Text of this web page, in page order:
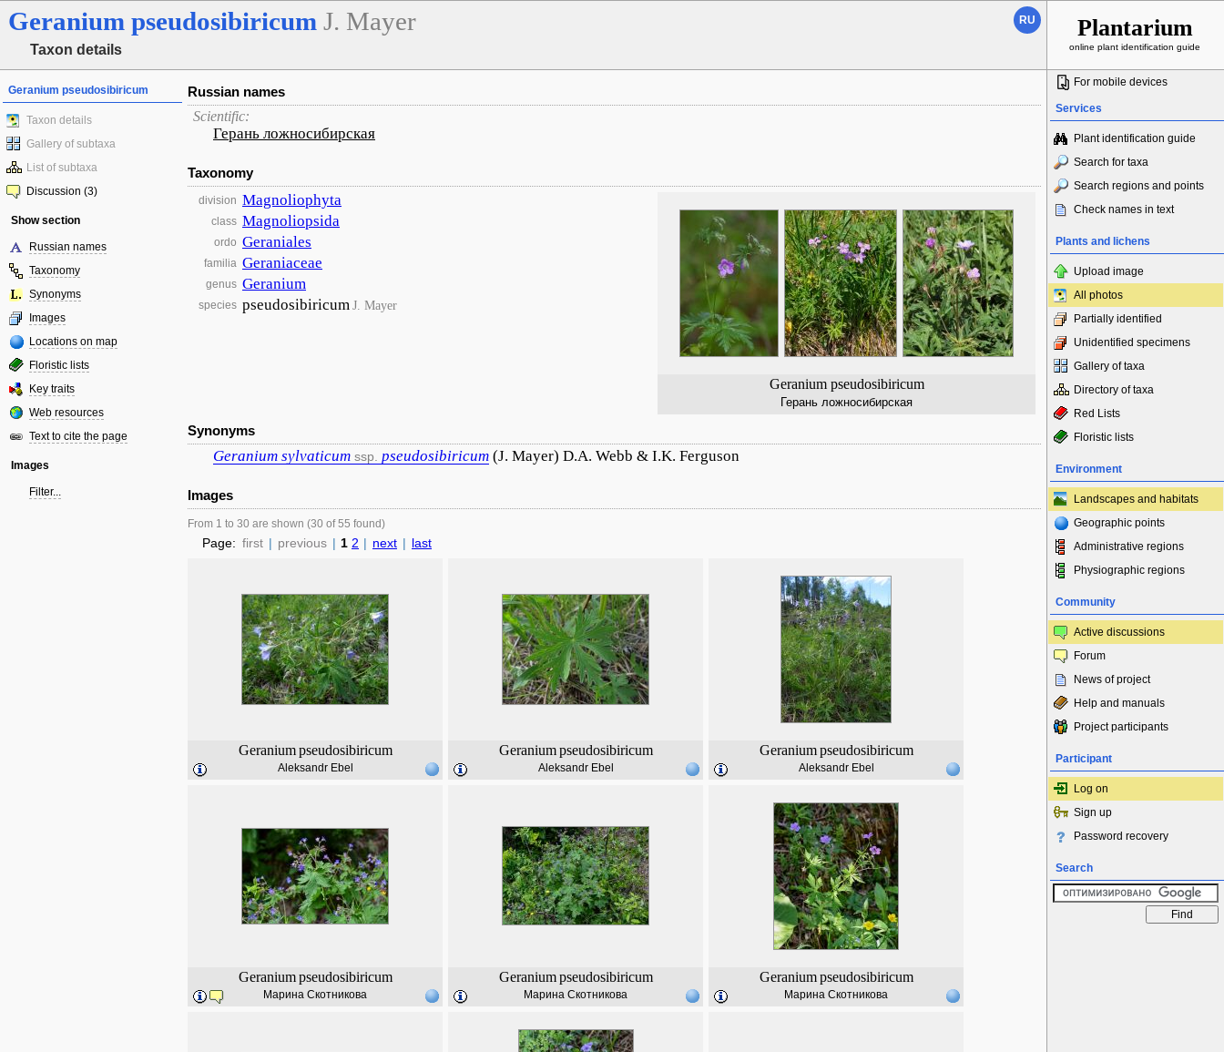
Geranium pseudosibiricum J. Mayer
Taxon details
RU Plantarium
online plant identification guide
Geranium pseudosibiricum
Taxon details
Gallery of subtaxa
List of subtaxa
Discussion (3)
Show section
Russian names
Taxonomy
Synonyms
Images
Locations on map
Floristic lists
Key traits
Web resources
Text to cite the page
Images
Filter...
Russian names
Scientific:
Герань ложносибирская
Taxonomy
Geranium pseudosibiricum
Герань ложносибирская
division Magnoliophyta
class Magnoliopsida
ordo Geraniales
familia Geraniaceae
genus Geranium
species pseudosibiricumJ. Mayer
Synonyms
Geranium sylvaticum ssp. pseudosibiricum (J. Mayer) D.A. Webb & I.K. Ferguson
Images
From 1 to 30 are shown (30 of 55 found)
Page: first | previous | 1 2 | next | last
Geranium pseudosibiricum
Aleksandr Ebel
Geranium pseudosibiricum
Aleksandr Ebel
Geranium pseudosibiricum
Aleksandr Ebel
Geranium pseudosibiricum
Марина Скотникова
Geranium pseudosibiricum
Марина Скотникова
Geranium pseudosibiricum
Марина Скотникова
For mobile devices
Services
Plant identification guide
Search for taxa
Search regions and points
Check names in text
Plants and lichens
Upload image
All photos
Partially identified
Unidentified specimens
Gallery of taxa
Directory of taxa
Red Lists
Floristic lists
Environment
Landscapes and habitats
Geographic points
Administrative regions
Physiographic regions
Community
Active discussions
Forum
News of project
Help and manuals
Project participants
Participant
Log on
Sign up
Password recovery
Search